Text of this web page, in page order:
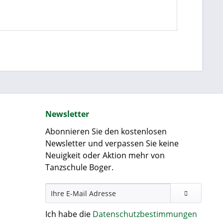
Newsletter
Abonnieren Sie den kostenlosen
Newsletter und verpassen Sie keine
Neuigkeit oder Aktion mehr von
Tanzschule Boger.
Ich habe die Datenschutzbestimmungen